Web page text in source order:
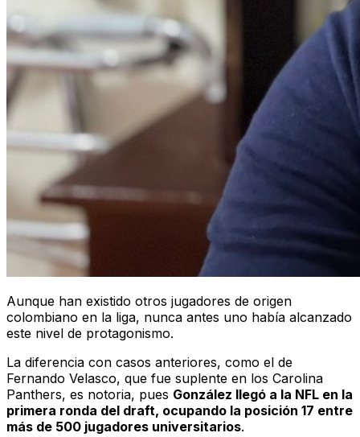
Aunque han existido otros jugadores de origen
colombiano en la liga, nunca antes uno había alcanzado
este nivel de protagonismo.
La diferencia con casos anteriores, como el de
Fernando Velasco, que fue suplente en los Carolina
Panthers, es notoria, pues González llegó a la NFL en la
primera ronda del draft, ocupando la posición 17 entre
más de 500 jugadores universitarios.